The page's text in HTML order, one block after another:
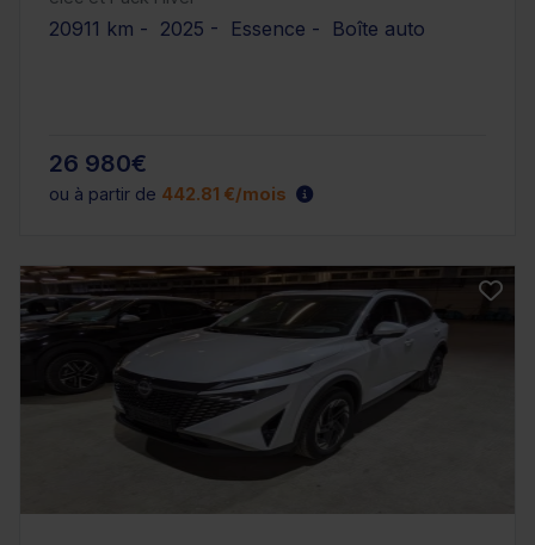
20911 km - 2025 - Essence - Boîte auto
26 980€
ou à partir de 442.81 €/mois